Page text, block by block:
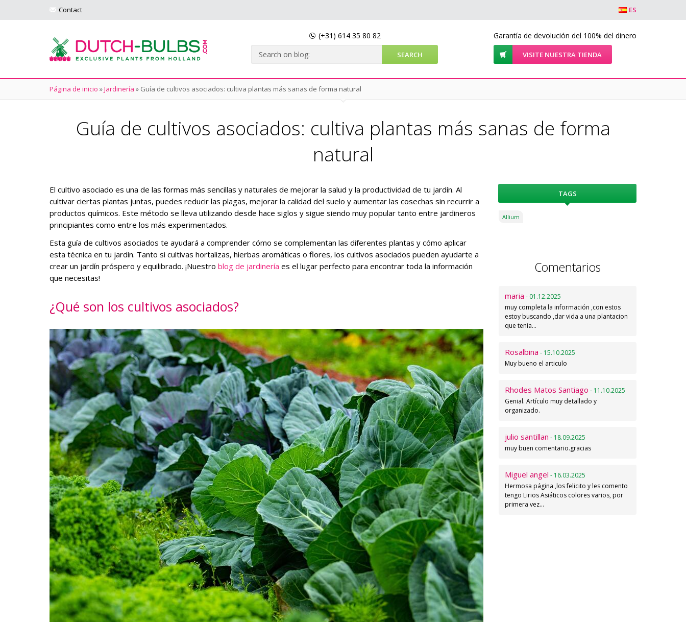
Contact ES
(+31) 614 35 80 82 Garantía de devolución del 100% del dinero
VISITE NUESTRA TIENDA
Página de inicio »Jardinería » Guía de cultivos asociados: cultiva plantas más sanas de forma natural
Guía de cultivos asociados: cultiva plantas más sanas de forma
natural
El cultivo asociado es una de las formas más sencillas y naturales de mejorar la salud y la productividad de tu jardín. Al
cultivar ciertas plantas juntas, puedes reducir las plagas, mejorar la calidad del suelo y aumentar las cosechas sin recurrir a
productos químicos. Este método se lleva utilizando desde hace siglos y sigue siendo muy popular tanto entre jardineros
principiantes como entre los más experimentados.
Esta guía de cultivos asociados te ayudará a comprender cómo se complementan las diferentes plantas y cómo aplicar
esta técnica en tu jardín. Tanto si cultivas hortalizas, hierbas aromáticas o flores, los cultivos asociados pueden ayudarte a
crear un jardín próspero y equilibrado. ¡Nuestro blog de jardinería es el lugar perfecto para encontrar toda la información
que necesitas!
¿Qué son los cultivos asociados?
TAGS
Allium
Comentarios
maria - 01.12.2025
muy completa la información ,con estos
estoy buscando ,dar vida a una plantacion
que tenia…
Rosalbina - 15.10.2025
Muy bueno el articulo
Rhodes Matos Santiago - 11.10.2025
Genial. Artículo muy detallado y
organizado.
julio santillan - 18.09.2025
muy buen comentario.gracias
Miguel angel - 16.03.2025
Hermosa página ,los felicito y les comento
tengo Lirios Asiáticos colores varios, por
primera vez…